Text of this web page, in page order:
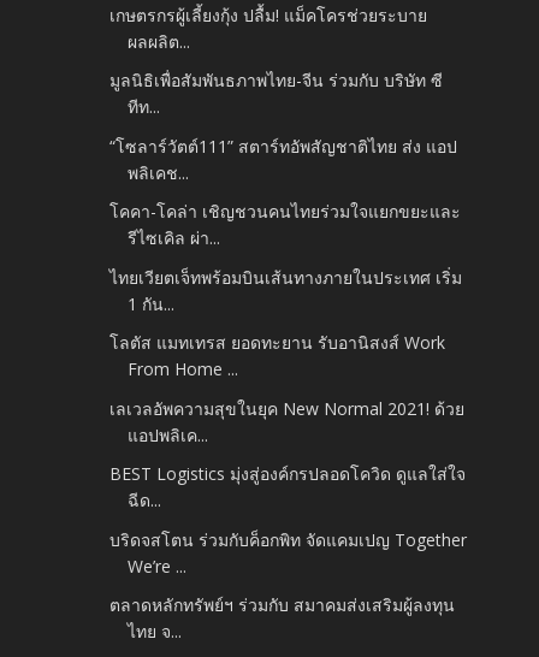
เกษตรกรผู้เลี้ยงกุ้ง ปลื้ม! แม็คโครช่วยระบาย
ผลผลิต...
มูลนิธิเพื่อสัมพันธภาพไทย-จีน ร่วมกับ บริษัท ซี
ทีท...
“โซลาร์วัตต์111” สตาร์ทอัพสัญชาติไทย ส่ง แอป
พลิเคช...
โคคา-โคล่า เชิญชวนคนไทยร่วมใจแยกขยะและ
รีไซเคิล ผ่า...
ไทยเวียตเจ็ทพร้อมบินเส้นทางภายในประเทศ เริ่ม
1 กัน...
โลตัส แมทเทรส ยอดทะยาน รับอานิสงส์ Work
From Home ...
เลเวลอัพความสุขในยุค New Normal 2021! ด้วย
แอปพลิเค...
BEST Logistics มุ่งสู่องค์กรปลอดโควิด ดูแลใส่ใจ
ฉีด...
บริดจสโตน ร่วมกับค็อกพิท จัดแคมเปญ Together
We’re ...
ตลาดหลักทรัพย์ฯ ร่วมกับ สมาคมส่งเสริมผู้ลงทุน
ไทย จ...